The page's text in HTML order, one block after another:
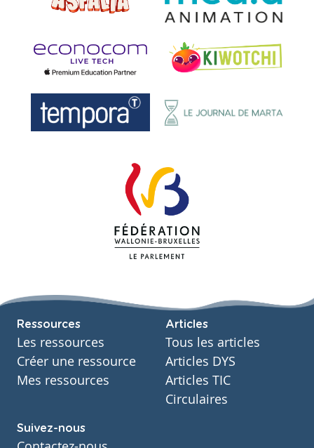
Ressources
Les ressources
Créer une ressource
Mes ressources
Articles
Tous les articles
Articles DYS
Articles TIC
Circulaires
Suivez-nous